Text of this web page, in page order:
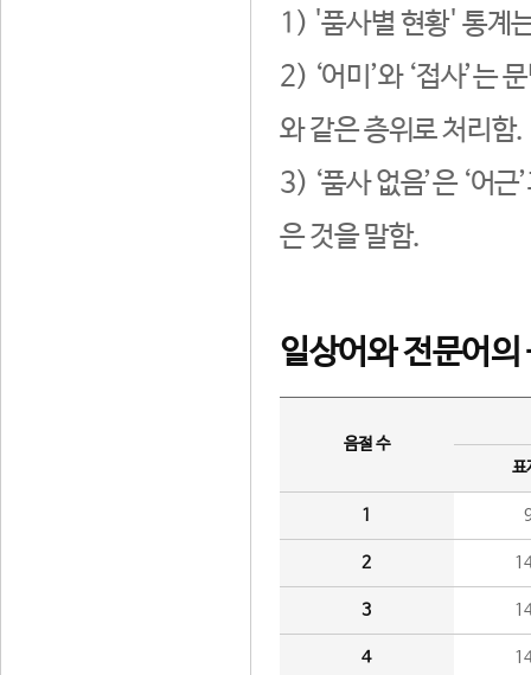
1) '품사별 현황' 통계
2) ‘어미’와 ‘접사’는
와 같은 층위로 처리함.
3) ‘품사 없음’은 ‘어
은 것을 말함.
일상어와 전문어의
음절 수
표
1
2
3
4